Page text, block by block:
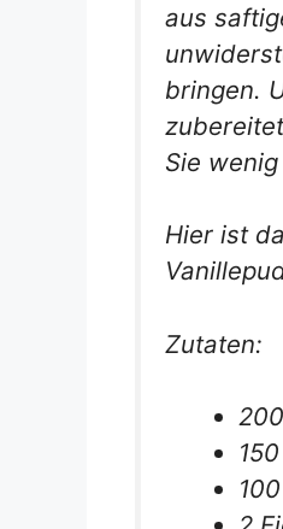
aus
bringen.
Sie
Hier ist
Zutaten: